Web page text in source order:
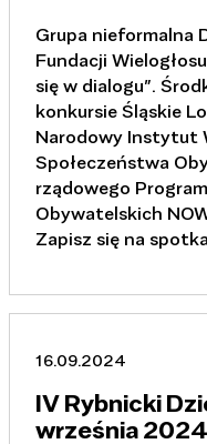
Grupa nieformalna
Fundacji
się w dialogu”.
konkursie Śląskie
Narodowy Instytut
Społeczeństwa
rządowego
Obywatelskich
Zapisz się na
16.09.2024
IV Rybnicki
września